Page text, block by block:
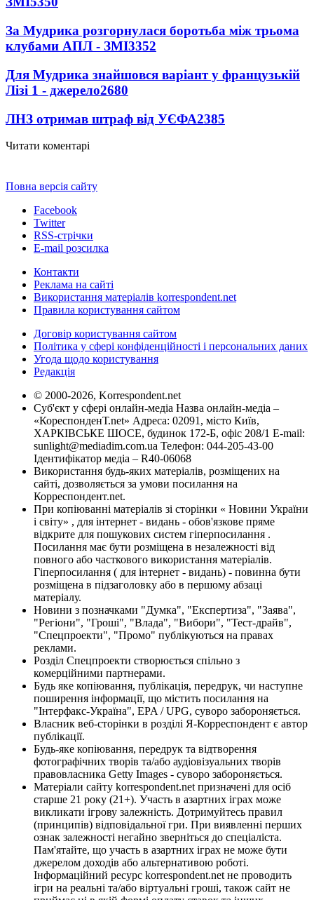
За Мудрика розгорнулася боротьба між трьома
клубами АПЛ - ЗМІ3352
Для Мудрика знайшовся варіант у французькій
Лізі 1 - джерело2680
ЛНЗ отримав штраф від УЄФА2385
Читати коментарі
Повна версія сайту
Facebook
Twitter
RSS-стрічки
E-mail розсилка
Контакти
Реклама на сайті
Використання матеріалів korrespondent.net
Правила користування сайтом
Договір користування сайтом
Політика у сфері конфіденційності і персональних даних
Угода щодо користування
Редакція
© 2000-2026, Korrespondent.net
Суб'єкт у сфері онлайн-медіа Назва онлайн-медіа –
«КореспонденТ.net» Адреса: 02091, місто Київ,
ХАРКІВСЬКЕ ШОСЕ, будинок 172-Б, офіс 208/1 E-mail:
sunlight@mediadim.com.ua Телефон: 044-205-43-00
Ідентифікатор медіа – R40-06068
Використання будь-яких матеріалів, розміщених на
сайті, дозволяється за умови посилання на
Корреспондент.net.
При копіюванні матеріалів зі сторінки « Новини України
і світу» , для інтернет - видань - обов'язкове пряме
відкрите для пошукових систем гіперпосилання .
Посилання має бути розміщена в незалежності від
повного або часткового використання матеріалів.
Гіперпосилання ( для інтернет - видань) - повинна бути
розміщена в підзаголовку або в першому абзаці
матеріалу.
Новини з позначками "Думка", "Експертиза", "Заява",
"Регіони", "Гроші", "Влада", "Вибори", "Тест-драйв",
"Спецпроекти", "Промо" публікуються на правах
реклами.
Розділ Спецпроекти створюється спільно з
комерційними партнерами.
Будь яке копіювання, публікація, передрук, чи наступне
поширення інформації, що містить посилання на
"Інтерфакс-Україна", EPA / UPG, суворо забороняється.
Власник веб-сторінки в розділі Я-Корреспондент є автор
публікації.
Будь-яке копіювання, передрук та відтворення
фотографічних творів та/або аудіовізуальних творів
правовласника Getty Images - суворо забороняється.
Матеріали сайту korrespondent.net призначені для осіб
старше 21 року (21+). Участь в азартних іграх може
викликати ігрову залежність. Дотримуйтесь правил
(принципів) відповідальної гри. При виявленні перших
ознак залежності негайно зверніться до спеціаліста.
Пам'ятайте, що участь в азартних іграх не може бути
джерелом доходів або альтернативою роботі.
Інформаційний ресурс korrespondent.net не проводить
ігри на реальні та/або віртуальні гроші, також сайт не